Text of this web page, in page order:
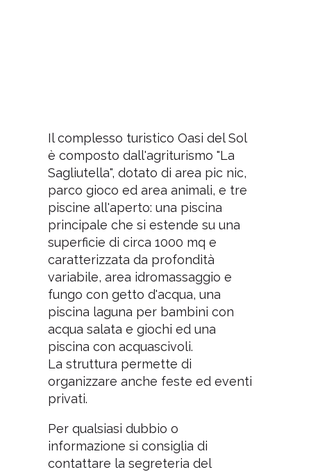
Il complesso turistico Oasi del Sol
è composto dall'agriturismo "La
Sagliutella", dotato di area pic nic,
parco gioco ed area animali, e tre
piscine all'aperto: una piscina
principale che si estende su una
superficie di circa 1000 mq e
caratterizzata da profondità
variabile, area idromassaggio e
fungo con getto d'acqua, una
piscina laguna per bambini con
acqua salata e giochi ed una
piscina con acquascivoli.
La struttura permette di
organizzare anche feste ed eventi
privati.
Per qualsiasi dubbio o
informazione si consiglia di
contattare la segreteria del